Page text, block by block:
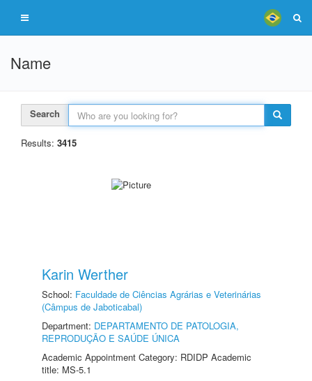
Name
Search
Results: 3415
Karin Werther
School: Faculdade de Ciências Agrárias e Veterinárias
(Câmpus de Jaboticabal)
Department: DEPARTAMENTO DE PATOLOGIA,
REPRODUÇÃO E SAÚDE ÚNICA
Academic Appointment Category: RDIDP Academic
title: MS-5.1